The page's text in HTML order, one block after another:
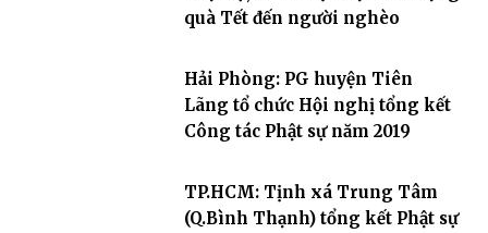
quà Tết đến người nghèo
Hải Phòng: PG huyện Tiên
Lãng tổ chức Hội nghị tổng kết
Công tác Phật sự năm 2019
TP.HCM: Tịnh xá Trung Tâm
(Q.Bình Thạnh) tổng kết Phật sự